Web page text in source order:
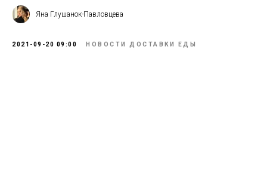
Яна Глушанок-Павловцева
2021-09-20 09:00 НОВОСТИ ДОСТАВКИ ЕДЫ